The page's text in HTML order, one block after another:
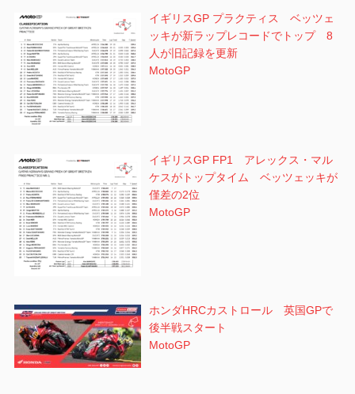
イギリスGP プラクティス ベッツェ
ッキが新ラップレコードでトップ 8
人が旧記録を更新
MotoGP
イギリスGP FP1 アレックス・マル
ケスがトップタイム ベッツェッキが
僅差の2位
MotoGP
ホンダHRCカストロール 英国GPで
後半戦スタート
MotoGP